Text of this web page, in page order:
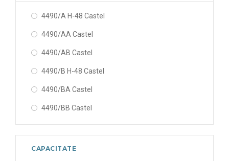
4490/A H-48 Castel
4490/AA Castel
4490/AB Castel
4490/B H-48 Castel
4490/BA Castel
4490/BB Castel
CAPACITATE